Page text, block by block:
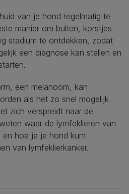
van je hond regelmatig te
manier om bulten, korstjes
stadium te ontdekken, zodat
een diagnose kan stellen en
een melanoom, kan
als het zo snel mogelijk
zich verspreidt naar de
waar de lymfeklieren van
en hoe je je hond kunt
van lymfeklierkanker.